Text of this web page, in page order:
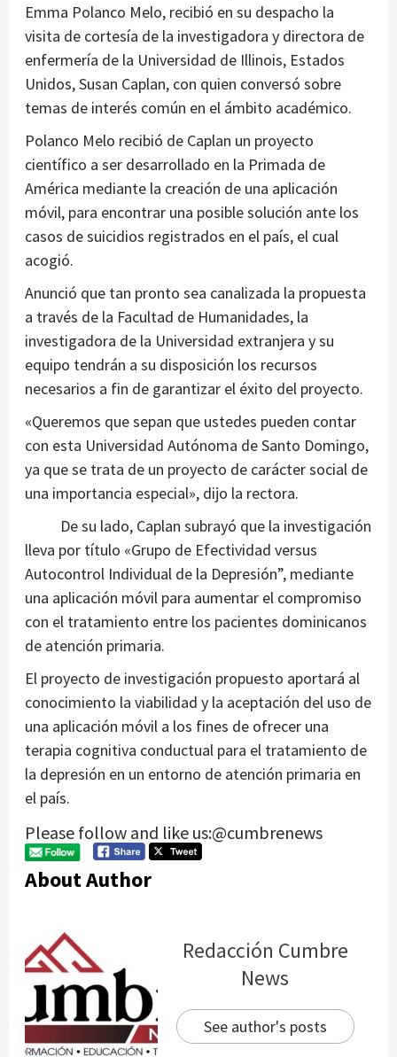
Emma Polanco Melo, recibió en su despacho la
visita de cortesía de la investigadora y directora de
enfermería de la Universidad de Illinois, Estados
Unidos, Susan Caplan, con quien conversó sobre
temas de interés común en el ámbito académico.
Polanco Melo recibió de Caplan un proyecto
científico a ser desarrollado en la Primada de
América mediante la creación de una aplicación
móvil, para encontrar una posible solución ante los
casos de suicidios registrados en el país, el cual
acogió.
Anunció que tan pronto sea canalizada la propuesta
a través de la Facultad de Humanidades, la
investigadora de la Universidad extranjera y su
equipo tendrán a su disposición los recursos
necesarios a fin de garantizar el éxito del proyecto.
«Queremos que sepan que ustedes pueden contar
con esta Universidad Autónoma de Santo Domingo,
ya que se trata de un proyecto de carácter social de
una importancia especial», dijo la rectora.
De su lado, Caplan subrayó que la investigación
lleva por título «Grupo de Efectividad versus
Autocontrol Individual de la Depresión”, mediante
una aplicación móvil para aumentar el compromiso
con el tratamiento entre los pacientes dominicanos
de atención primaria.
El proyecto de investigación propuesto aportará al
conocimiento la viabilidad y la aceptación del uso de
una aplicación móvil a los fines de ofrecer una
terapia cognitiva conductual para el tratamiento de
la depresión en un entorno de atención primaria en
el país.
Please follow and like us:@cumbrenews
About Author
Redacción Cumbre
News
See author's posts